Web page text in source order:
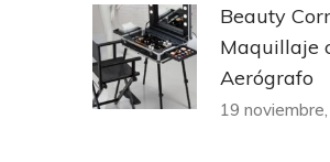
Beauty
Maquillaje
Aerógrafo
19